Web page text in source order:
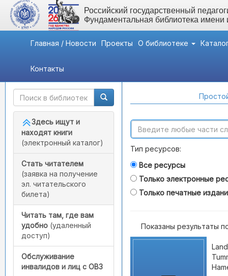
Российский государственный
Фундаментальная библиотека
Главная / Новости Проекты О библиотеке
Контакты
Быстрый доступ
Здесь ищут и
находят книги
(электронный каталог)
Стать читателем
(заявка на получение
эл. читательского
билета)
Читать там, где вам
удобно (удаленный
доступ)
Обслуживание
инвалидов и лиц с ОВЗ
Тип ресурсов:
Все ресурсы
Только электронные
Только печатные
Показаны результаты